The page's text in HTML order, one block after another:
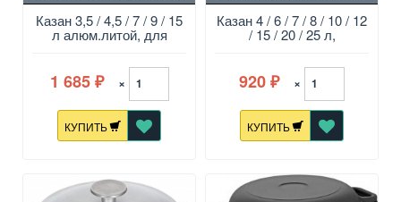
Казан 3,5 / 4,5 / 7 / 9 / 15
л алюм.литой, для
плова ТМ Кукмара
1 685 ₽ ×
КУПИТЬ
Казан 4 / 6 / 7 / 8 / 10 / 12
/ 15 / 20 / 25 л,
920 ₽ ×
КУПИТЬ